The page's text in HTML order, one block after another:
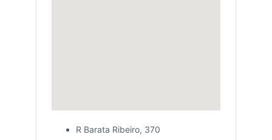
R Barata Ribeiro, 370